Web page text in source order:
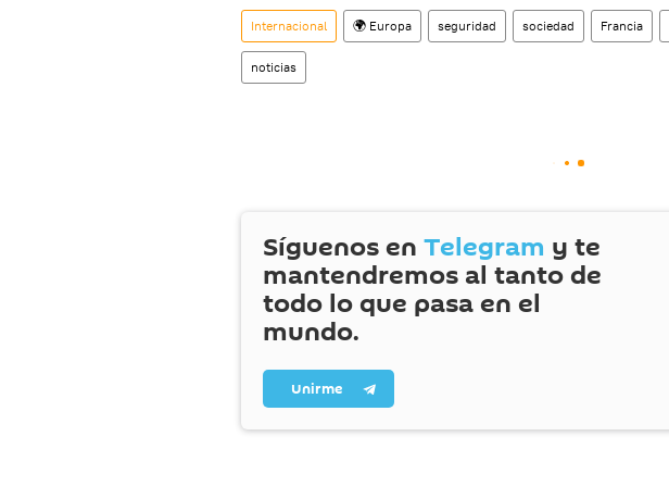
Internacional 🌍 Europa seguridad sociedad Francia
noticias
Síguenos en Telegram y te
mantendremos al tanto de
todo lo que pasa en el
mundo.
Unirme